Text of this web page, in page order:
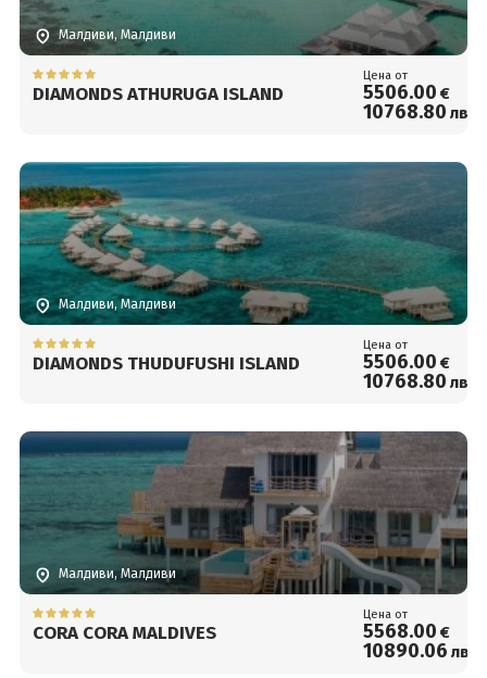
Малдиви, Малдиви
DIAMONDS ATHURUGA ISLAND
Цена от
5506.00 €
10768.80 лв.
Малдиви, Малдиви
DIAMONDS THUDUFUSHI ISLAND
Цена от
5506.00 €
10768.80 лв.
Малдиви, Малдиви
CORA CORA MALDIVES
Цена от
5568.00 €
10890.06 лв.